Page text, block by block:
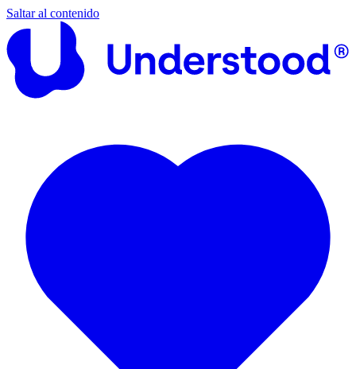
Saltar al contenido